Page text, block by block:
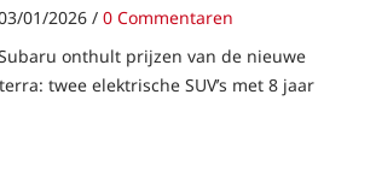
01/2026 / 0 Commentaren
onthult prijzen van de nieuwe
twee elektrische SUV’s met 8 jaar